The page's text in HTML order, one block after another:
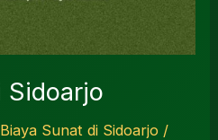
Sidoarjo
Biaya Sunat di Sidoarjo /